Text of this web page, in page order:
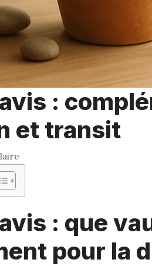
:
et transit
: que
pour la